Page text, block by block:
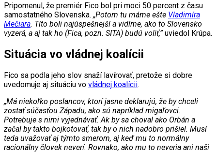
Pripomenul, že premiér Fico bol pri moci 50 percent z času
samostatného Slovenska. „Potom tu máme ešte Vladimíra
Mečiara. Títo boli najúspešnejší a vidíme, ako to Slovensko
vyzerá, a aj tak ho (Fica, pozn. SITA) budú voliť,”uviedol Krúpa.
Situácia vo vládnej koalícii
Fico sa podla jeho slov snaží lavírovať, pretože si dobre
uvedomuje aj situáciu vo vládnej koalícii.
„Má niekoľko poslancov, ktorí jasne deklarujú, že by chceli
zostať súčasťou Západu, ako sú napríklad migaľovci.
Potrebuje s nimi vyjednávať. Ak by sa choval ako Orbán a
začal by takto bojkotovať, tak by o nich nadobro prišiel. Musí
teda uvažovať aj týmto smerom, aj keď mu to normálny
racionálny človek neverí. Rovnako, ako mu to neveria ani naši